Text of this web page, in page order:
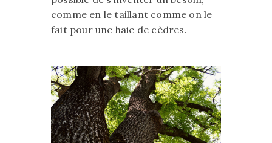
comme en le taillant comme on le
fait pour une haie de cèdres.